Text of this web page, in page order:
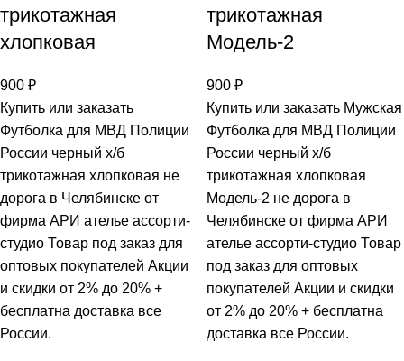
трикотажная
хлопковая
900 ₽
Купить или заказать
Футболка для МВД Полиции
России черный х/б
трикотажная хлопковая не
дорога в Челябинске от
фирма АРИ ателье ассорти-
студио Товар под заказ для
оптовых покупателей Акции
и скидки от 2% до 20% +
бесплатна доставка все
России.
трикотажная
Модель-2
900 ₽
Купить или заказать Мужская
Футболка для МВД Полиции
России черный х/б
трикотажная хлопковая
Модель-2 не дорога в
Челябинске от фирма АРИ
ателье ассорти-студио Товар
под заказ для оптовых
покупателей Акции и скидки
от 2% до 20% + бесплатна
доставка все России.